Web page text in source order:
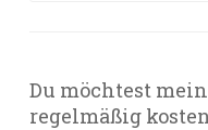
Du möchtest
regelmäßig